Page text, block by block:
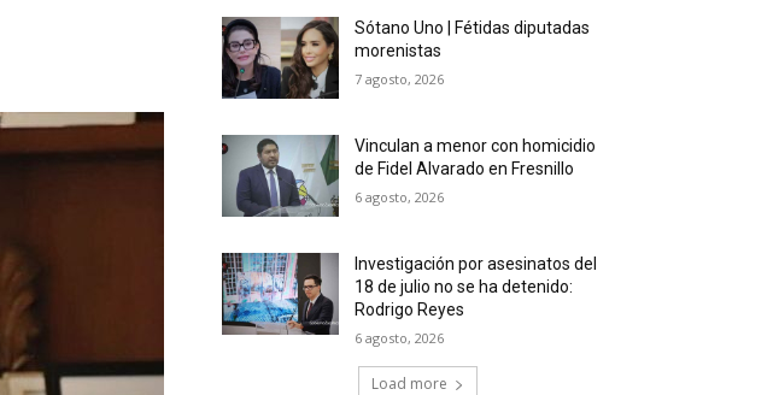
Sótano Uno | Fétidas diputadas
morenistas
7 agosto, 2026
Vinculan a menor con homicidio
de Fidel Alvarado en Fresnillo
6 agosto, 2026
Investigación por asesinatos del
18 de julio no se ha detenido:
Rodrigo Reyes
6 agosto, 2026
Load more